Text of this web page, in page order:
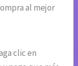
al mejor
clic en